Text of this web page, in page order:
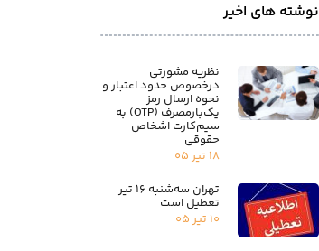
نوشته های اخیر
نظریه مشورتی
درخصوص حدود اعتبار و
نحوه ارسال رمز
یک‌بارمصرف (OTP) به
سیم‌کارت اشخاص
حقوقی
۱۸ تیر ۰۵
تهران سه‌شنبه ۱۶ تیر
تعطیل است
۱۰ تیر ۰۵